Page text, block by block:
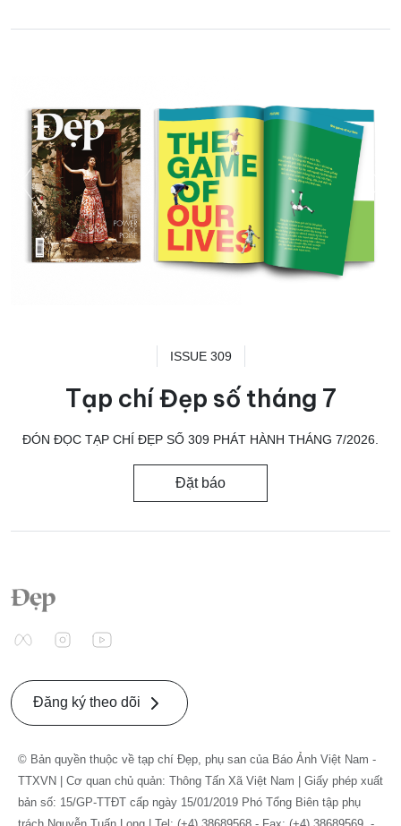
ISSUE 309
Tạp chí Đẹp số tháng 7
ĐÓN ĐỌC TẠP CHÍ ĐẸP SỐ 309 PHÁT HÀNH THÁNG 7/2026.
Đặt báo
Đăng ký theo dõi
© Bản quyền thuộc về tạp chí Đẹp, phụ san của Báo Ảnh Việt Nam -
TTXVN | Cơ quan chủ quản: Thông Tấn Xã Việt Nam | Giấy phép xuất
bản số: 15/GP-TTĐT cấp ngày 15/01/2019 Phó Tổng Biên tập phụ